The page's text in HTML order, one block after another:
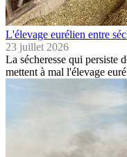
L'élevage eurélien entre
23 juillet 2026
La sécheresse qui persiste
mettent à mal l'élevage